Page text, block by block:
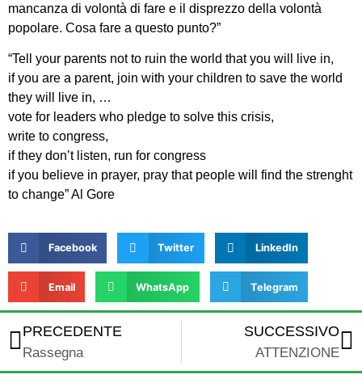
mancanza di volontà di fare e il disprezzo della volontà
popolare. Cosa fare a questo punto?”
“Tell your parents not to ruin the world that you will live in,
if you are a parent, join with your children to save the world
they will live in, …
vote for leaders who pledge to solve this crisis,
write to congress,
if they don’t listen, run for congress
if you believe in prayer, pray that people will find the strenght
to change” Al Gore
Facebook Twitter LinkedIn
Email WhatsApp Telegram
PRECEDENTE
Rassegna
SUCCESSIVO
ATTENZIONE